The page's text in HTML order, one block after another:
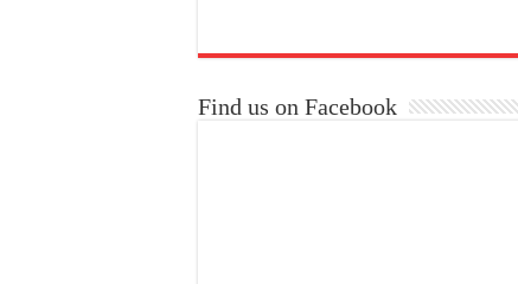
Find us on Facebook